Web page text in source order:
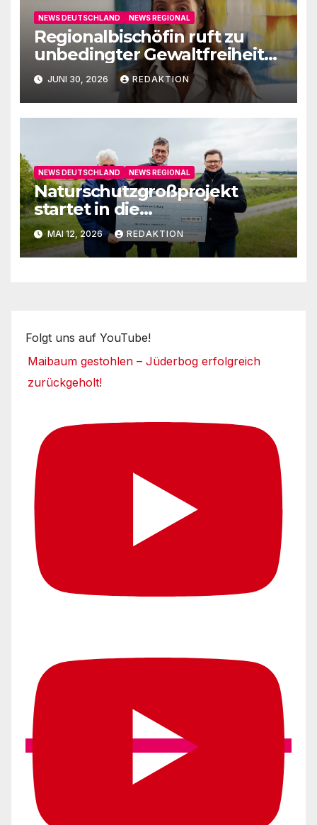
NEWS DEUTSCHLAND NEWS REGIONAL
Regionalbischöfin ruft zu
unbedingter Gewaltfreiheit
aufJUNI 30, 2026 REDAKTION
NEWS DEUTSCHLAND NEWS REGIONAL
Naturschutzgroßprojekt
startet in die
Umsetzungsphase
MAI 12, 2026 REDAKTION
Folgt uns auf YouTube!
Maibaum gestohlen – Jüderbog erfolgreich
zurückgeholt!